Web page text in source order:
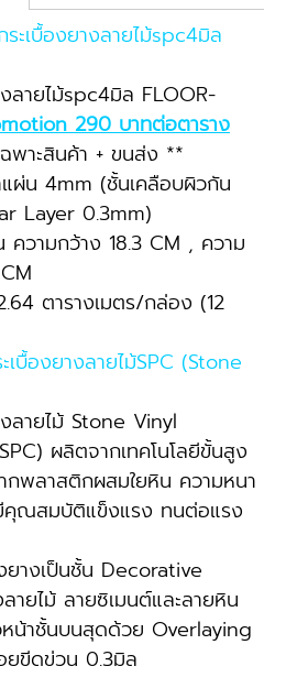
ระเบื้องยางลายไม้spc4มิล
ลายไม้spc4มิล FLOOR-
290 บาทต่อตาราง
ฉพาะสินค้า + ขนส่ง **
ผ่น 4mm (ชั้นเคลือบผิวกัน
Layer 0.3mm)
ความกว้าง 18.3 CM , ความ
ตารางเมตร/กล่อง (12
องยางลายไม้SPC (Stone
ลายไม้ Stone Vinyl
ผลิตจากเทคโนโลยีขั้นสูง
กพลาสติกผสมใยหิน ความหนา
ณสมบัติแข็งแรง ทนต่อแรง
ยางเป็นชั้น Decorative
ายไม้ ลายซิเมนต์และลายหิน
น้าชั้นบนสุดด้วย Overlaying
ยขีดข่วน 0.3มิล